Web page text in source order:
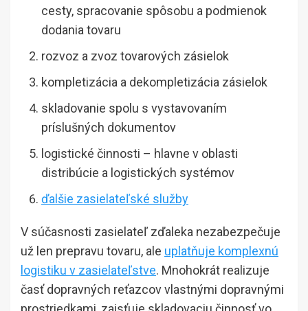
cesty, spracovanie spôsobu a podmienok
dodania tovaru
rozvoz a zvoz tovarových zásielok
kompletizácia a dekompletizácia zásielok
skladovanie spolu s vystavovaním
príslušných dokumentov
logistické činnosti – hlavne v oblasti
distribúcie a logistických systémov
ďalšie zasielateľské služby
V súčasnosti zasielateľ zďaleka nezabezpečuje
už len prepravu tovaru, ale uplatňuje komplexnú
logistiku v zasielateľstve. Mnohokrát realizuje
časť dopravných reťazcov vlastnými dopravnými